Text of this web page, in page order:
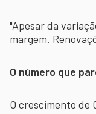
"Apesar da
margem.
O número que
O crescimento de